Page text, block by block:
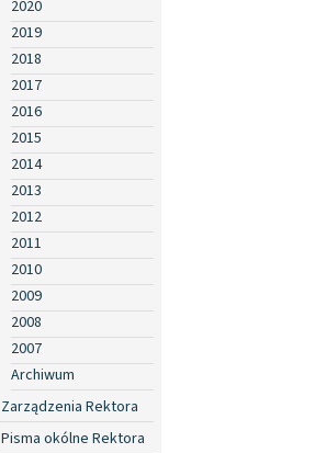
2020
2019
2018
2017
2016
2015
2014
2013
2012
2011
2010
2009
2008
2007
Archiwum
Zarządzenia Rektora
Pisma okólne Rektora